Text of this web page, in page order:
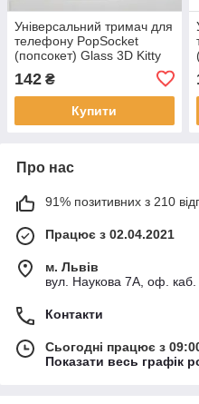
Універсальний тримач для
телефону PopSocket
(попсокет) Glass 3D Kitty
142 ₴
Купити
Про нас
91% позитивних з 210
Працює з 02.04.2021
м. Львів
вул. Наукова 7А, оф. каб.
Контакти
Сьогодні працює з
Показати весь графік